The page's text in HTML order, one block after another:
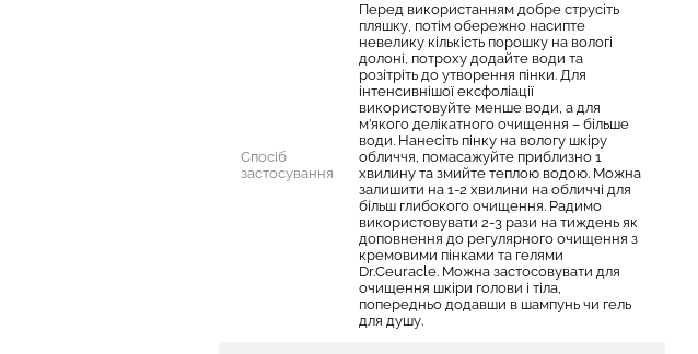
Спосіб
застосування
Перед використанням добре струсіть
пляшку, потім обережно насипте
невелику кількість порошку на вологі
долоні, потроху додайте води та
розітріть до утворення пінки. Для
інтенсивнішої ексфоліації
використовуйте менше води, а для
м’якого делікатного очищення – більше
води. Нанесіть пінку на вологу шкіру
обличчя, помасажуйте приблизно 1
хвилину та змийте теплою водою. Можна
залишити на 1-2 хвилини на обличчі для
більш глибокого очищення. Радимо
використовувати 2-3 рази на тиждень як
доповнення до регулярного очищення з
кремовими пінками та гелями
Dr.Ceuracle. Можна застосовувати для
очищення шкіри голови і тіла,
попередньо додавши в шампунь чи гель
для душу.